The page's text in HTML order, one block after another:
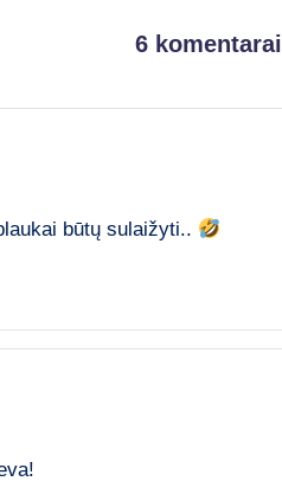
6 komentarai
būtų sulaižyti..